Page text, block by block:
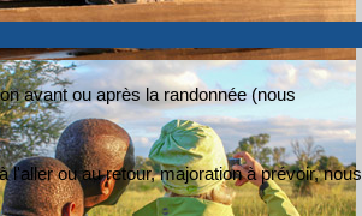
avant ou après la randonnée (nous
ou au retour, majoration à prévoir, nous